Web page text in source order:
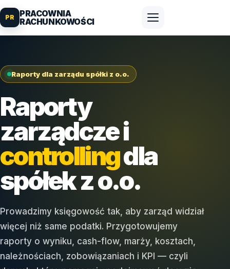
PR
PRACOWNIA
RACHUNKOWOŚCI
Raporty dla zarządu spółki z o.o.
Raporty
zarządcze i
controllingdla
spółek z o.o.
Prowadzimy księgowość tak, aby zarząd widział
więcej niż same podatki. Przygotowujemy
raporty o wyniku, cash-flow, marży, kosztach,
należnościach, zobowiązaniach i KPI — czyli